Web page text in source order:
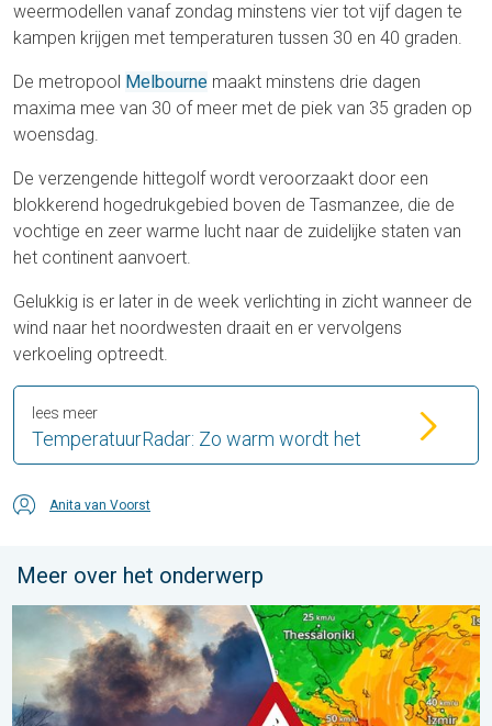
weermodellen vanaf zondag minstens vier tot vijf dagen te
kampen krijgen met temperaturen tussen 30 en 40 graden.
De metropool Melbourne maakt minstens drie dagen
maxima mee van 30 of meer met de piek van 35 graden op
woensdag.
De verzengende hittegolf wordt veroorzaakt door een
blokkerend hogedrukgebied boven de Tasmanzee, die de
vochtige en zeer warme lucht naar de zuidelijke staten van
het continent aanvoert.
Gelukkig is er later in de week verlichting in zicht wanneer de
wind naar het noordwesten draait en er vervolgens
verkoeling optreedt.
TemperatuurRadar: Zo warm wordt het
lees meer
Anita van Voorst
Meer over het onderwerp
Ook in Zuidoost-Europa woeden bosbranden. Hitte en veel